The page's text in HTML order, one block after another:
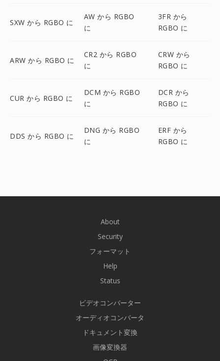
SXW から RGBO に
AW から RGBO
に
3FR から
RGBO に
ARW から RGBO に
CR2 から RGBO
に
CRW から
RGBO に
CUR から RGBO に
DCM から RGBO
に
DCR から
RGBO に
DDS から RGBO に
DNG から RGBO
に
ERF から
RGBO に
About
Security
フォーマット
Help
Status
ビデオコンバーター
オーディオコンバータ
ドキュメント変換
画像変換器